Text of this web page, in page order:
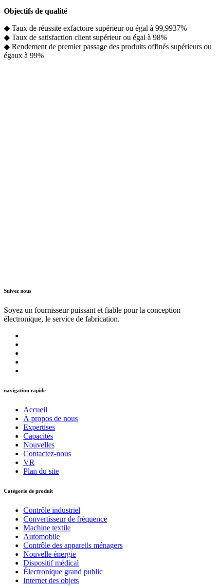
Objectifs de qualité
◆ Taux de réussite exfactoire supérieur ou égal à 99,9937%
◆ Taux de satisfaction client supérieur ou égal à 98%
◆ Rendement de premier passage des produits offinés supérieurs ou
égaux à 99%
Suivez nous
Soyez un fournisseur puissant et fiable pour la conception
électronique, le service de fabrication.
navigation rapide
Accueil
À propos de nous
Expertises
Capacités
Nouvelles
Contactez-nous
VR
Plan du site
Catégorie de produit
Contrôle industriel
Convertisseur de fréquence
Machine textile
Automobile
Contrôle des appareils ménagers
Nouvelle énergie
Dispositif médical
Électronique grand public
Internet des objets